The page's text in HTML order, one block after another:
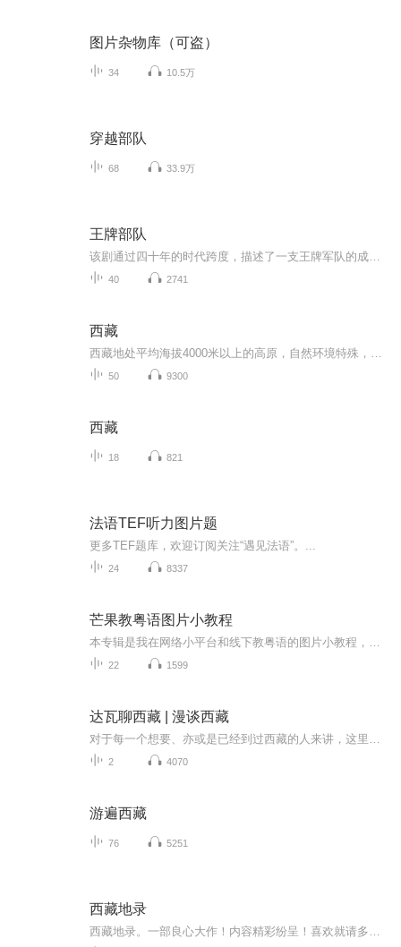
图片杂物库（可盗）
34 10.5万
穿越部队
68 33.9万
王牌部队
40 2741
西藏
50 9300
西藏
18 821
法语TEF听力图片题
更多TEF题库，欢迎订阅关注“遇见法语”。...
24 8337
芒果教粤语图片小教程
22 1599
达瓦聊西藏 | 漫谈西藏
2 4070
游遍西藏
76 5251
西藏地录